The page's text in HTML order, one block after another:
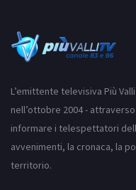
L’emittente televisiva Più
nell’ottobre 2004 -
informare i telespettatori
avvenimenti, la cronaca, la
territorio.